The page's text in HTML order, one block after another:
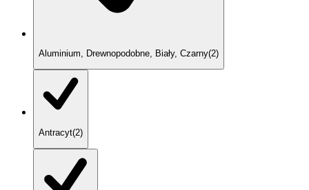
Aluminium, Drewnopodobne, Biały, Czarny(2)
Antracyt(2)